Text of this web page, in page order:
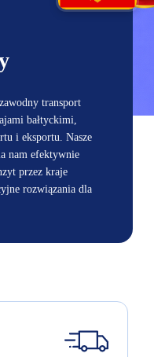
transport
bałtyckimi,
i eksportu. Nasze
nam efektywnie
przez kraje
rozwiązania dla